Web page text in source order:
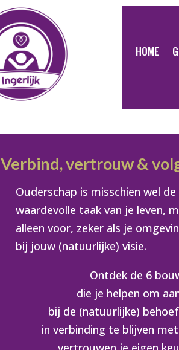
HOME
Verbind, vertrouw &
Ouderschap is misschien wel
waardevolle taak van je leven,
alleen voor, zeker als je
bij jouw (natuurlijke) visie.
Ontdek de 6
die je helpen om
bij de (natuurlijke)
in verbinding te blijven